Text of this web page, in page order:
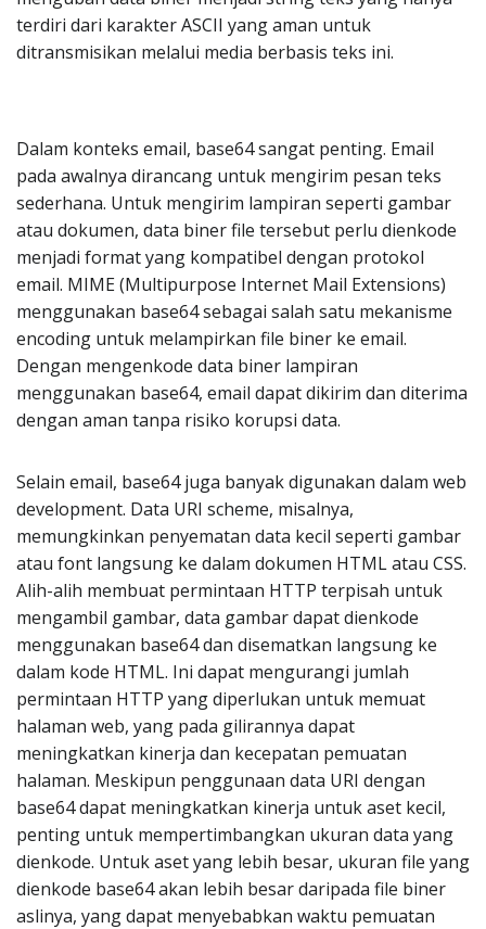
terdiri dari karakter ASCII yang aman untuk
ditransmisikan melalui media berbasis teks ini.
Dalam konteks email, base64 sangat penting. Email
pada awalnya dirancang untuk mengirim pesan teks
sederhana. Untuk mengirim lampiran seperti gambar
atau dokumen, data biner file tersebut perlu dienkode
menjadi format yang kompatibel dengan protokol
email. MIME (Multipurpose Internet Mail Extensions)
menggunakan base64 sebagai salah satu mekanisme
encoding untuk melampirkan file biner ke email.
Dengan mengenkode data biner lampiran
menggunakan base64, email dapat dikirim dan diterima
dengan aman tanpa risiko korupsi data.
Selain email, base64 juga banyak digunakan dalam web
development. Data URI scheme, misalnya,
memungkinkan penyematan data kecil seperti gambar
atau font langsung ke dalam dokumen HTML atau CSS.
Alih-alih membuat permintaan HTTP terpisah untuk
mengambil gambar, data gambar dapat dienkode
menggunakan base64 dan disematkan langsung ke
dalam kode HTML. Ini dapat mengurangi jumlah
permintaan HTTP yang diperlukan untuk memuat
halaman web, yang pada gilirannya dapat
meningkatkan kinerja dan kecepatan pemuatan
halaman. Meskipun penggunaan data URI dengan
base64 dapat meningkatkan kinerja untuk aset kecil,
penting untuk mempertimbangkan ukuran data yang
dienkode. Untuk aset yang lebih besar, ukuran file yang
dienkode base64 akan lebih besar daripada file biner
aslinya, yang dapat menyebabkan waktu pemuatan